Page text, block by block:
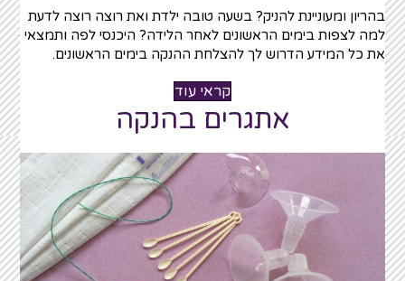
בהריון ומעוניינת להניק? בשעה טובה ילדת ואת רוצה רוצה לדעת
למה לצפות בימים הראשונים לאחר הלידה? היכנסי לפה ותמצאי
את כל המידע הדרוש לך להצלחת ההנקה בימים הראשונים.
קראי עוד
אתגרים בהנקה